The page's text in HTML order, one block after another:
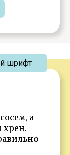
а
хрен.
шрифт